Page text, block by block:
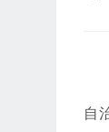
自